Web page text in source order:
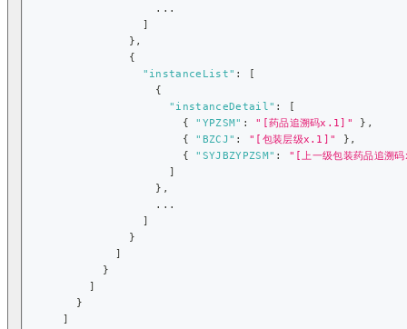
                    ...
} ,
{
"instanceList" :
{
"instanceDetail" :
{
"YPZSM" : "[药品追溯码x.1]" } ,
{
"BZCJ" : "[包装层级x.1]" } ,
{
"SYJBZYPZSM" :
"[上一级包装药品追溯
} ,
                    ...
}
}
}